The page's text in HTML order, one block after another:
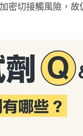
密切接觸風險，故